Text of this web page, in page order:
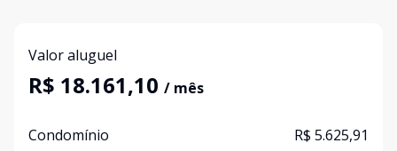
Valor aluguel
R$ 18.161,10 / mês
Condomínio R$ 5.625,91